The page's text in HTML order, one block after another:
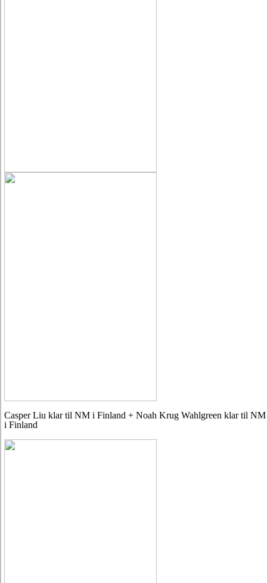
Casper Liu klar til NM i Finland + Noah Krug Wahlgreen klar til NM
i Finland